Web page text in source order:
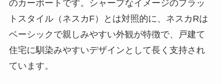
のカーポートです。シャープなイメージのフラッ
トスタイル（ネスカF）とは対照的に、ネスカRは
ベーシックで親しみやすい外観が特徴で、戸建て
住宅に馴染みやすいデザインとして長く支持され
ています。